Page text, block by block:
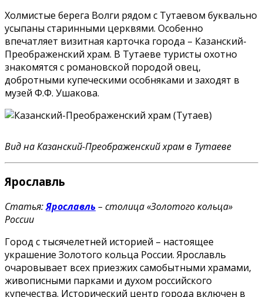
Холмистые берега Волги рядом с Тутаевом буквально
усыпаны старинными церквями. Особенно
впечатляет визитная карточка города – Казанский-
Преображенский храм. В Тутаеве туристы охотно
знакомятся с романовской породой овец,
добротными купеческими особняками и заходят в
музей Ф.Ф. Ушакова.
Вид на Казанский-Преображенский храм в Тутаеве
Ярославль
Статья:Ярославль – столица «Золотого кольца»
России
Город с тысячелетней историей – настоящее
украшение Золотого кольца России. Ярославль
очаровывает всех приезжих самобытными храмами,
живописными парками и духом российского
купечества. Исторический центр города включен в